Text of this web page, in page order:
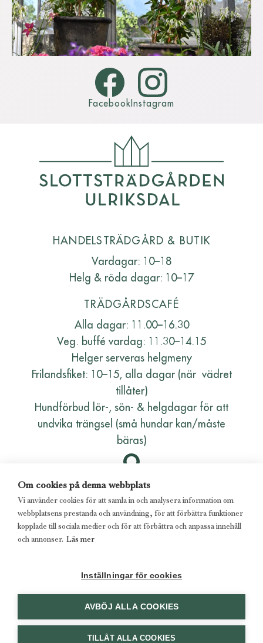
FacebookInstagram
HANDELSTRÄDGÅRD & BUTIK
Vardagar: 10–18
Helg & röda dagar: 10–17
TRÄDGÅRDSCAFÉ
Alla dagar: 11.00–16.30
Veg. buffé vardag: 11.30–14.15
Helger serveras helgmeny
Frilandsfiket: 10–15, alla dagar (när vädret
tillåter)
Hundförbud lör-, sön- & helgdagar för att
undvika trängsel (små hundar kan/måste
bäras)
HITTA HITSLOTTSTRÄDGÅRDSVÄGEN
8, 170 79 SOLNA
Alla rättigheter förbehållna
KONTAKTA OSS
Om cookies på denna webbplats
Vi använder cookies för att samla in och analysera information om
webbplatsens prestanda och användning, för att förbättra funktioner
kopplade till sociala medier och för att förbättra och anpassa innehåll
och annonser. Läs mer
Inställningar för cookies
AVBÖJ ALLA COOKIES
TILLÅT ALLA COOKIES